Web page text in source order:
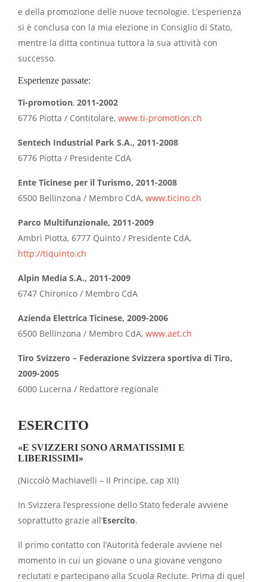
e della promozione delle nuove tecnologie. L’esperienza
si è conclusa con la mia elezione in Consiglio di Stato,
mentre la ditta continua tuttora la sua attività con
successo.
Esperienze passate:
Ti-promotion, 2011-2002
6776 Piotta / Contitolare, www.ti-promotion.ch
Sentech Industrial Park S.A., 2011-2008
6776 Piotta / Presidente CdA
Ente Ticinese per il Turismo, 2011-2008
6500 Bellinzona / Membro CdA, www.ticino.ch
Parco Multifunzionale, 2011-2009
Ambrì Piotta, 6777 Quinto / Presidente CdA,
http://tiquinto.ch
Alpin Media S.A., 2011-2009
6747 Chironico / Membro CdA
Azienda Elettrica Ticinese, 2009-2006
6500 Bellinzona / Membro CdA, www.aet.ch
Tiro Svizzero – Federazione Svizzera sportiva di Tiro,
2009-2005
6000 Lucerna / Redattore regionale
ESERCITO
«E SVIZZERI SONO ARMATISSIMI E
LIBERISSIMI»
(Niccolò Machiavelli – Il Principe, cap XII)
In Svizzera l’espressione dello Stato federale avviene
soprattutto grazie all’Esercito.
Il primo contatto con l’Autorità federale avviene nel
momento in cui un giovane o una giovane vengono
reclutati e partecipano alla Scuola Reclute. Prima di quel